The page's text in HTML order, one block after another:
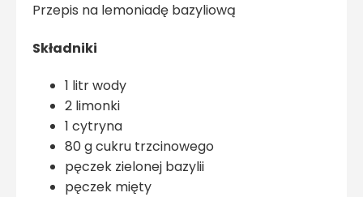
Przepis na lemoniadę bazyliową
Składniki
1 litr wody
2 limonki
1 cytryna
80 g cukru trzcinowego
pęczek zielonej bazylii
pęczek mięty